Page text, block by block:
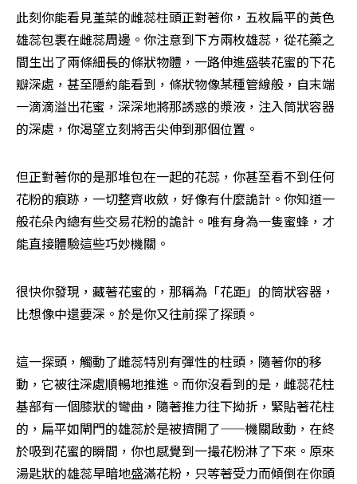
此刻你能看見堇菜的雌蕊柱頭正對著你，五枚扁平的黃色
雄蕊包裹在雌蕊周邊。你注意到下方兩枚雄蕊，從花藥之
間生出了兩條細長的條狀物體，一路伸進盛裝花蜜的下花
瓣深處，甚至隱約能看到，條狀物像某種管線般，自末端
一滴滴溢出花蜜，深深地將那誘惑的漿液，注入筒狀容器
的深處，你渴望立刻將舌尖伸到那個位置。
但正對著你的是那堆包在一起的花蕊，你甚至看不到任何
花粉的痕跡，一切整齊收斂，好像有什麼詭計。你知道一
般花朵內總有些交易花粉的詭計。唯有身為一隻蜜蜂，才
能直接體驗這些巧妙機關。
很快你發現，藏著花蜜的，那稱為「花距」的筒狀容器，
比想像中還要深。於是你又往前探了探頭。
這一探頭，觸動了雌蕊特別有彈性的柱頭，隨著你的移
動，它被往深處順暢地推進。而你沒看到的是，雌蕊花柱
基部有一個膝狀的彎曲，隨著推力往下拗折，緊貼著花柱
的，扁平如閘門的雄蕊於是被擠開了——機關啟動，在終
於吸到花蜜的瞬間，你也感覺到一撮花粉淋了下來。原來
湯匙狀的雄蕊早暗地盛滿花粉，只等著受力而傾倒在你頭